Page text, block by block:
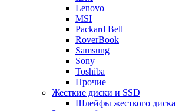
Lenovo
MSI
Packard Bell
RoverBook
Samsung
Sony
Toshiba
Прочие
Жесткие диски и SSD
Шлейфы жесткого диска